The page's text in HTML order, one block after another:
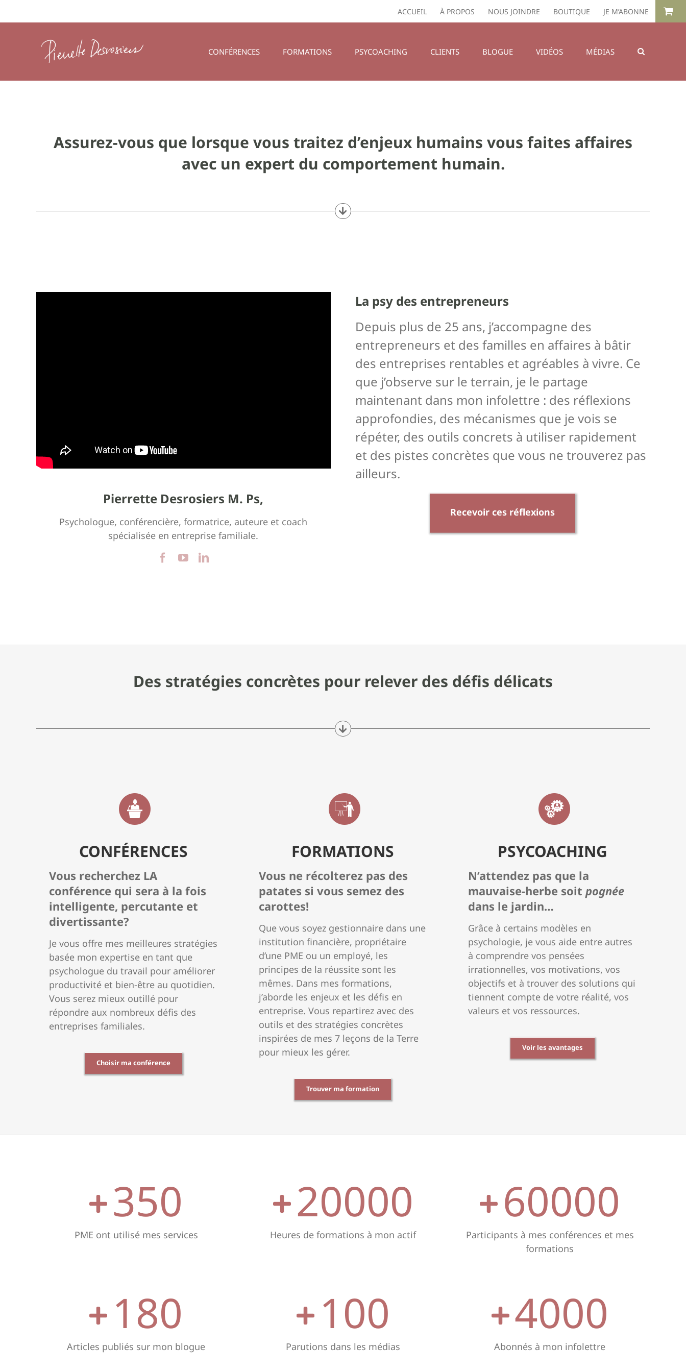
au
ACCUEIL À PROPOS NOUS JOINDRE BOUTIQUE JE M’ABONNE
CONFÉRENCES FORMATIONS PSYCOACHING CLIENTS BLOGUE VIDÉOS MÉDIAS
Assurez-vous que lorsque vous traitez d’enjeux humains vous faites affaires
avec un expert du comportement humain.
Pierrette Desrosiers M. Ps,
Psychologue, conférencière, formatrice, auteure et coach
spécialisée en entreprise familiale.
La psy des entrepreneurs
Depuis plus de 25 ans, j’accompagne des
entrepreneurs et des familles en affaires à bâtir
des entreprises rentables et agréables à vivre. Ce
que j’observe sur le terrain, je le partage
maintenant dans mon infolettre : des réflexions
approfondies, des mécanismes que je vois se
répéter, des outils concrets à utiliser rapidement
et des pistes concrètes que vous ne trouverez pas
ailleurs.
Recevoir ces réflexions
Des stratégies concrètes pour relever des défis délicats
CONFÉRENCES
Vous recherchez LA
conférence qui sera à la fois
intelligente, percutante et
divertissante?
Je vous offre mes meilleures stratégies
basée mon expertise en tant que
psychologue du travail pour améliorer
productivité et bien-être au quotidien.
Vous serez mieux outillé pour
répondre aux nombreux défis des
entreprises familiales.
Choisir ma conférence
FORMATIONS
Vous ne récolterez pas des
patates si vous semez des
carottes!
Que vous soyez gestionnaire dans une
institution financière, propriétaire
d’une PME ou un employé, les
principes de la réussite sont les
mêmes. Dans mes formations,
j’aborde les enjeux et les défis en
entreprise. Vous repartirez avec des
outils et des stratégies concrètes
inspirées de mes 7 leçons de la Terre
pour mieux les gérer.
Trouver ma formation
PSYCOACHING
N’attendez pas que la
mauvaise-herbe soitpognée
dans le jardin…
Grâce à certains modèles en
psychologie, je vous aide entre autres
à comprendre vos pensées
irrationnelles, vos motivations, vos
objectifs et à trouver des solutions qui
tiennent compte de votre réalité, vos
valeurs et vos ressources.
Voir les avantages
350
PME ont utilisé mes services
20000
Heures de formations à mon actif
60000
Participants à mes conférences et mes
formations
180
Articles publiés sur mon blogue
100
Parutions dans les médias
4000
Abonnés à mon infolettre